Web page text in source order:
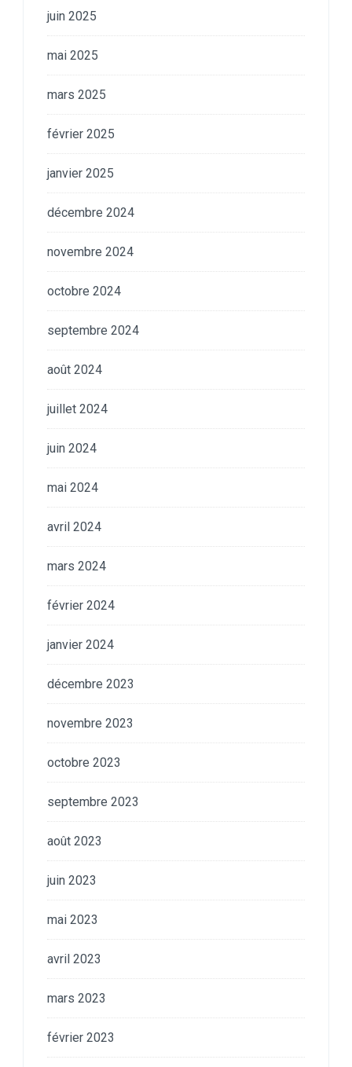
juin 2025
mai 2025
mars 2025
février 2025
janvier 2025
décembre 2024
novembre 2024
octobre 2024
septembre 2024
août 2024
juillet 2024
juin 2024
mai 2024
avril 2024
mars 2024
février 2024
janvier 2024
décembre 2023
novembre 2023
octobre 2023
septembre 2023
août 2023
juin 2023
mai 2023
avril 2023
mars 2023
février 2023